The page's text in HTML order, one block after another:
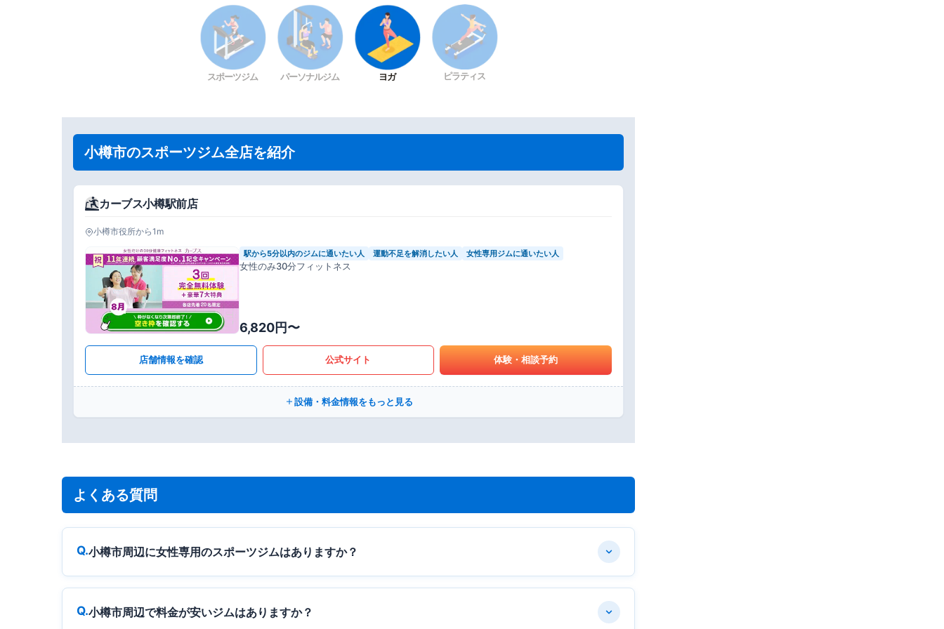
スポーツジム パーソナルジム ヨガ ピラティス
小樽市のスポーツジム全店を紹介
カーブス小樽駅前店
小樽市役所から1m
駅から5分以内のジムに通いたい人 運動不足を解消したい人 女性専用ジムに通いたい人
女性のみ30分フィットネス
6,820円〜
店舗情報を確認 公式サイト 体験・相談予約
設備・料金情報をもっと見る
よくある質問
小樽市周辺に女性専用のスポーツジムはありますか？
小樽市周辺で料金が安いジムはありますか？